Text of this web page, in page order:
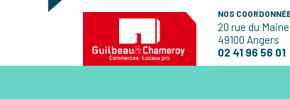
NOS
20 rue du Maine
49100 Angers
02 41 96 56 01